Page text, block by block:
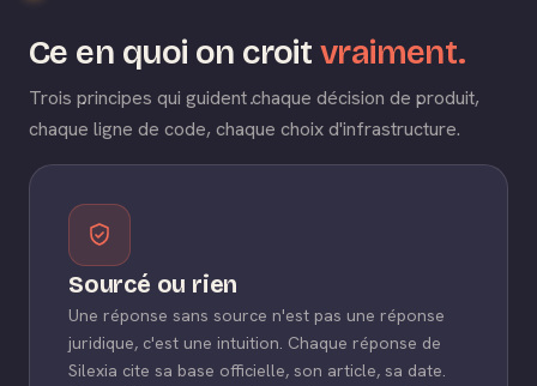
Ce en quoi on croit vraiment.
Trois principes qui guident chaque décision de produit,
chaque ligne de code, chaque choix d'infrastructure.
Sourcé ou rien
Une réponse sans source n'est pas une réponse
juridique, c'est une intuition. Chaque réponse de
Silexia cite sa base officielle, son article, sa date.